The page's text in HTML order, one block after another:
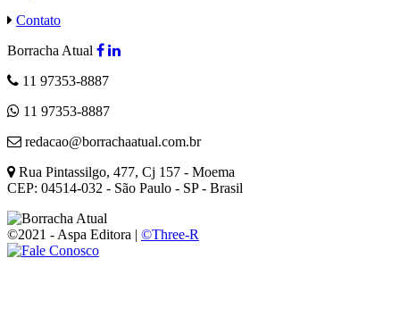
Contato
Borracha Atual
11 97353-8887
11 97353-8887
redacao@borrachaatual.com.br
Rua Pintassilgo, 477, Cj 157 - Moema
CEP: 04514-032 - São Paulo - SP - Brasil
©2021 - Aspa Editora | ©Three-R